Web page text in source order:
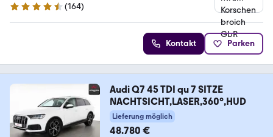
4.7 Sterne
(164)
Kontakt Parken
Audi Q7 45 TDI qu 7 SITZE
NACHTSICHT,LASER,360°,HUD
Lieferung möglich
48.780 €